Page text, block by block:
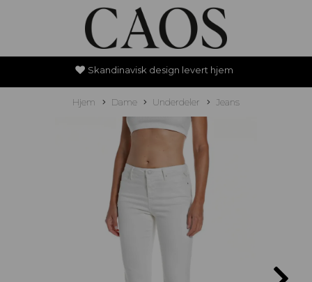
Skandinavisk design levert hjem
Hjem Dame Underdeler Jeans